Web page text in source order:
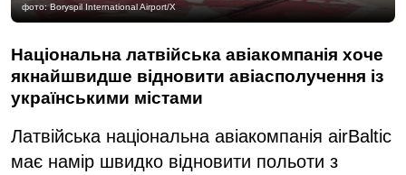
фото: Boryspil International Airport/X
Національна латвійська авіакомпанія хоче
якнайшвидше відновити авіасполучення із
українськими містами
Латвійська національна авіакомпанія airBaltic
має намір швидко відновити польоти з